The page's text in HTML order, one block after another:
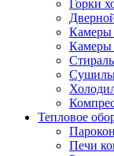
Горки
Камеры
Камеры
Тепловое
Печи